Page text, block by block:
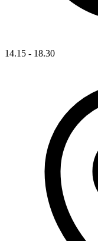
14.15 - 18.30